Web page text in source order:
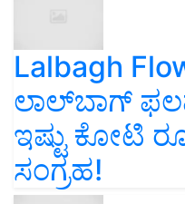
Lalbagh
ಲಾಲ್‌ಬಾಗ್
ಇಷ್ಟು ಕೋಟಿ
ಸಂಗ್ರಹ!